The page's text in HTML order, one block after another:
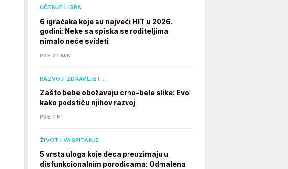
UČENJE I IGRA
6 igračaka koje su najveći HIT u 2026.
godini: Neke sa spiska se roditeljima
nimalo neće svideti
PRE 21 MIN
RAZVOJ, ZDRAVLJE I …
Zašto bebe obožavaju crno-bele slike: Evo
kako podstiču njihov razvoj
PRE 1 H
ŽIVOT I VASPITANJE
5 vrsta uloga koje deca preuzimaju u
disfunkcionalnim porodicama: Odmalena